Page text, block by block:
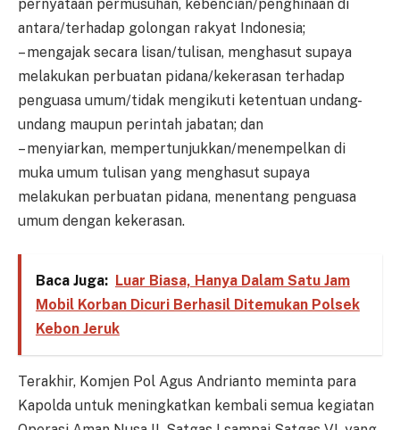
pernyataan permusuhan, kebencian/penghinaan di
antara/terhadap golongan rakyat Indonesia;
– mengajak secara lisan/tulisan, menghasut supaya
melakukan perbuatan pidana/kekerasan terhadap
penguasa umum/tidak mengikuti ketentuan undang-
undang maupun perintah jabatan; dan
– menyiarkan, mempertunjukkan/menempelkan di
muka umum tulisan yang menghasut supaya
melakukan perbuatan pidana, menentang penguasa
umum dengan kekerasan.
Baca Juga: Luar Biasa, Hanya Dalam Satu Jam
Mobil Korban Dicuri Berhasil Ditemukan Polsek
Kebon Jeruk
Terakhir, Komjen Pol Agus Andrianto meminta para
Kapolda untuk meningkatkan kembali semua kegiatan